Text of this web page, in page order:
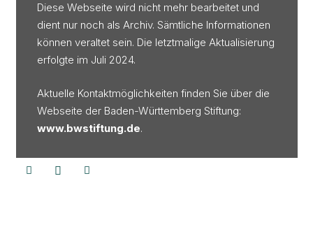
Diese Webseite wird nicht mehr bearbeitet und
dient nur noch als Archiv. Sämtliche Informationen
können veraltet sein. Die letztmalige Aktualisierung
erfolgte im Juli 2024.
Aktuelle Kontaktmöglichkeiten finden Sie über die
Webseite der Baden-Württemberg Stiftung:
www.bwstiftung.de.